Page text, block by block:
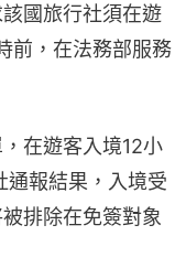
國旅行社須在遊
前，在法務部服務
在遊客入境12小
報結果，入境受
排除在免簽對象